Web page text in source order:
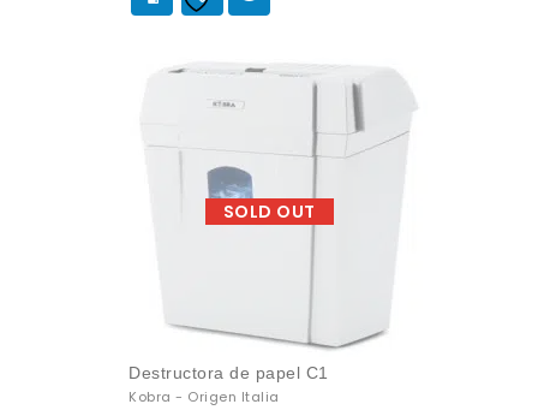
SOLD OUT
Destructora de papel C1
Kobra - Origen Italia